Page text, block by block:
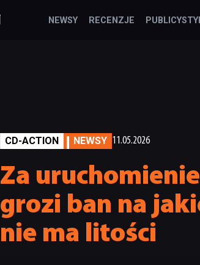
NEWSY RECENZJE
CD-ACTION NEWSY 11.05.2026
Za
grozi ban na
nie ma litości